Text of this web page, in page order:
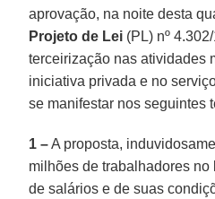
aprovação, na noite desta
Projeto de Lei (PL) nº
terceirização nas atividades
iniciativa privada e no
se manifestar nos seguintes
1 –A proposta,
milhões de trabalhadores no
de salários e de suas